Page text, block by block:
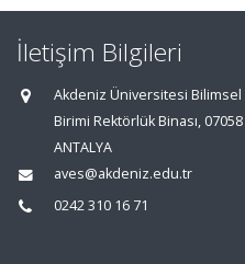
İletişim Bilgileri
Akdeniz Üniversitesi
Birimi Rektörlük Binası, 07058
ANTALYA
aves@akdeniz.edu.tr
0242 310 16 71